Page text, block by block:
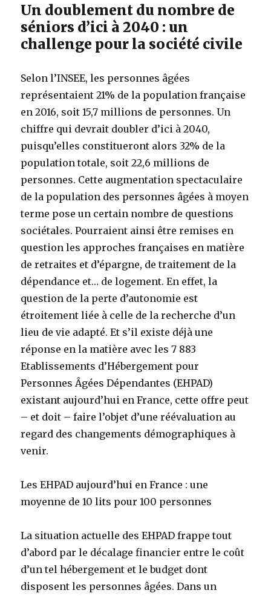
Un doublement du nombre de
séniors d’ici à 2040 : un
challenge pour la société civile
Selon l’INSEE, les personnes âgées
représentaient 21% de la population française
en 2016, soit 15,7 millions de personnes. Un
chiffre qui devrait doubler d’ici à 2040,
puisqu’elles constitueront alors 32% de la
population totale, soit 22,6 millions de
personnes. Cette augmentation spectaculaire
de la population des personnes âgées à moyen
terme pose un certain nombre de questions
sociétales. Pourraient ainsi être remises en
question les approches françaises en matière
de retraites et d’épargne, de traitement de la
dépendance et… de logement. En effet, la
question de la perte d’autonomie est
étroitement liée à celle de la recherche d’un
lieu de vie adapté. Et s’il existe déjà une
réponse en la matière avec les 7 883
Etablissements d’Hébergement pour
Personnes Âgées Dépendantes (EHPAD)
existant aujourd’hui en France, cette offre peut
– et doit – faire l’objet d’une réévaluation au
regard des changements démographiques à
venir.
Les EHPAD aujourd’hui en France : une
moyenne de 10 lits pour 100 personnes
La situation actuelle des EHPAD frappe tout
d’abord par le décalage financier entre le coût
d’un tel hébergement et le budget dont
disposent les personnes âgées. Dans un